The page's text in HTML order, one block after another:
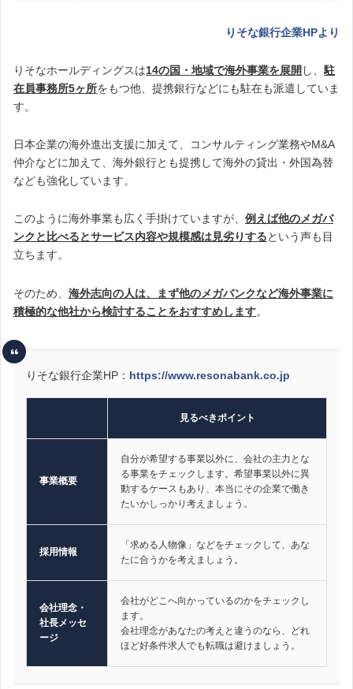
りそな銀行企業HPより
りそなホールディングスは14の国・地域で海外事業を展開 し、 駐
在員事務所5ヶ所をもつ他、提携銀行などにも駐在も派遣していま
す。
日本企業の海外進出支援に加えて、コンサルティング業務やM&A
仲介などに加えて、海外銀行とも提携して海外の貸出・外国為替
なども強化しています。
このように海外事業も広く手掛けていますが、 例えば他のメガバ
ンクと比べるとサービス内容や規模感は見劣りするという声も目
立ちます。
そのため、 海外志向の人は、まず他のメガバンクなど海外事業に
積極的な他社から検討することをおすすめします。
りそな銀行企業HP： https://www.resonabank.co.jp
見るべきポイント
事業概要
自分が希望する事業以外に、会社の主力とな
る事業をチェックします。希望事業以外に異
動するケースもあり、本当にその企業で働き
たいかしっかり考えましょう。
採用情報
「求める人物像」などをチェックして、あな
たに合うかを考えましょう。
会社理念・
社長メッセ
ージ
会社がどこへ向かっているのかをチェックし
ます。
会社理念があなたの考えと違うのなら、どれ
ほど好条件求人でも転職は避けましょう。